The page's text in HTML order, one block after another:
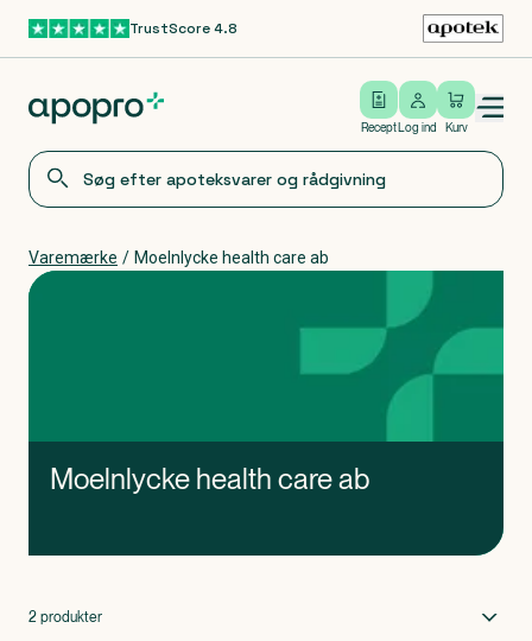
Gå til hovedindholdTrustScore 4.8
Recept
Log ind
Log ind Kurv
Open/close menu
Varemærke / Moelnlycke health care ab
Moelnlycke health care ab
2 produkter